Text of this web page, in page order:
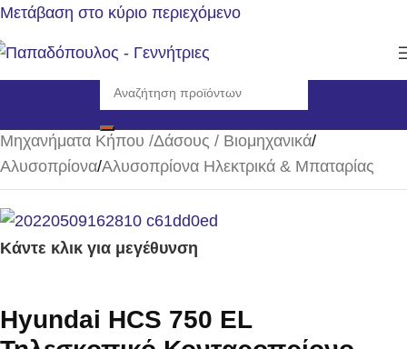
Μετάβαση στο κύριο περιεχόμενο
Αρχική σελίδα/
Μηχανήματα Κήπου /Δάσους / Βιομηχανικά/
Αλυσοπρίονα/Αλυσοπρίονα Ηλεκτρικά & Μπαταρίας
Κάντε κλικ για μεγέθυνση
Hyundai HCS 750 EL